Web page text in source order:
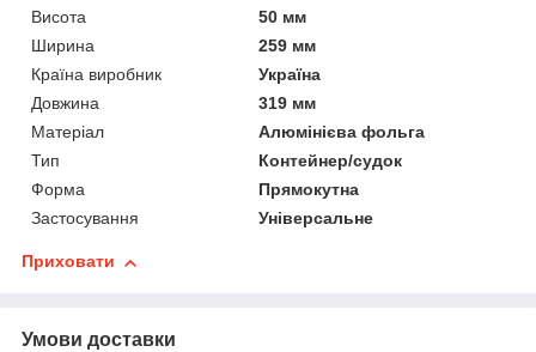
Висота
50 мм
Ширина
259 мм
Країна виробник
Україна
Довжина
319 мм
Матеріал
Алюмінієва фольга
Тип
Контейнер/судок
Форма
Прямокутна
Застосування
Універсальне
Приховати
Умови доставки